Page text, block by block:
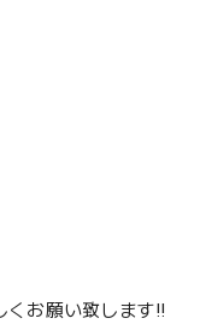
お願い致します‼️